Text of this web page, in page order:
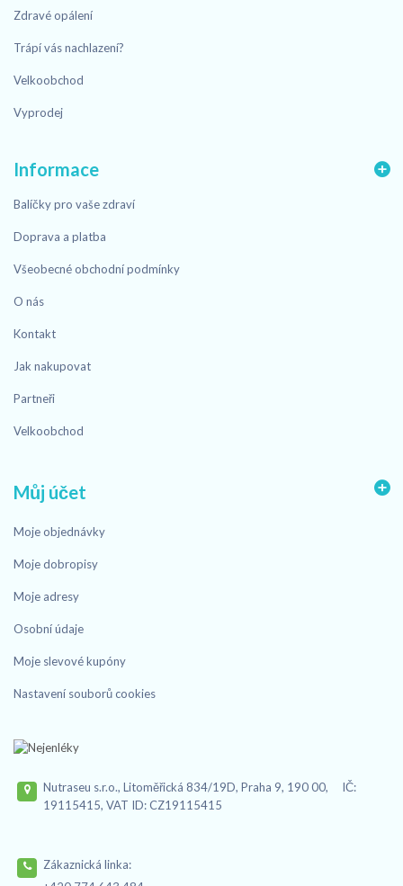
Zdravé opálení
Trápí vás nachlazení?
Velkoobchod
Vyprodej
Informace
Balíčky pro vaše zdraví
Doprava a platba
Všeobecné obchodní podmínky
O nás
Kontakt
Jak nakupovat
Partneři
Velkoobchod
Můj účet
Moje objednávky
Moje dobropisy
Moje adresy
Osobní údaje
Moje slevové kupóny
Nastavení souborů cookies
Nutraseu s.r.o., Litoměřická 834/19D, Praha 9, 190 00, IČ:
19115415, VAT ID: CZ19115415
Zákaznická linka: